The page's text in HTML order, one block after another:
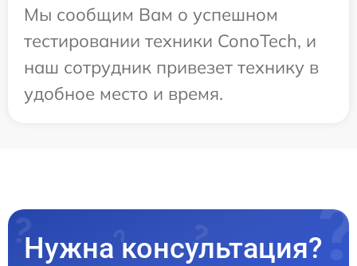
Мы сообщим Вам о успешном
тестировании техники ConoTech, и
наш сотрудник привезет технику в
удобное место и время.
Нужна консультация?